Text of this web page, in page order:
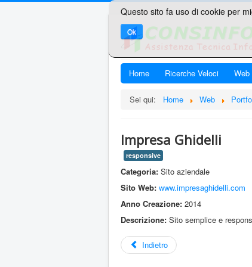
Home Ricerche Veloci Web
Sei qui: Home Web
Impresa Ghidelli
responsive
Categoria: Sito aziendale
Sito Web: www.impresaghidelli.com
Anno Creazione: 2014
Descrizione: Sito semplice e
Indietro
Questo sito fa uso di cookie per
Ok